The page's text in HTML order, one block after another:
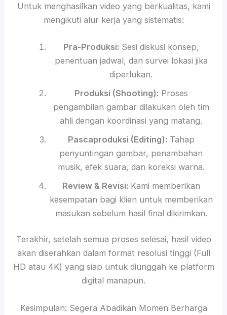
Untuk menghasilkan video yang berkualitas, kami
mengikuti alur kerja yang sistematis:
Pra-Produksi: Sesi diskusi konsep,
penentuan jadwal, dan survei lokasi jika
diperlukan.
Produksi (Shooting): Proses
pengambilan gambar dilakukan oleh tim
ahli dengan koordinasi yang matang.
Pascaproduksi (Editing): Tahap
penyuntingan gambar, penambahan
musik, efek suara, dan koreksi warna.
Review & Revisi: Kami memberikan
kesempatan bagi klien untuk memberikan
masukan sebelum hasil final dikirimkan.
Terakhir, setelah semua proses selesai, hasil video
akan diserahkan dalam format resolusi tinggi (Full
HD atau 4K) yang siap untuk diunggah ke platform
digital manapun.
Kesimpulan: Segera Abadikan Momen Berharga